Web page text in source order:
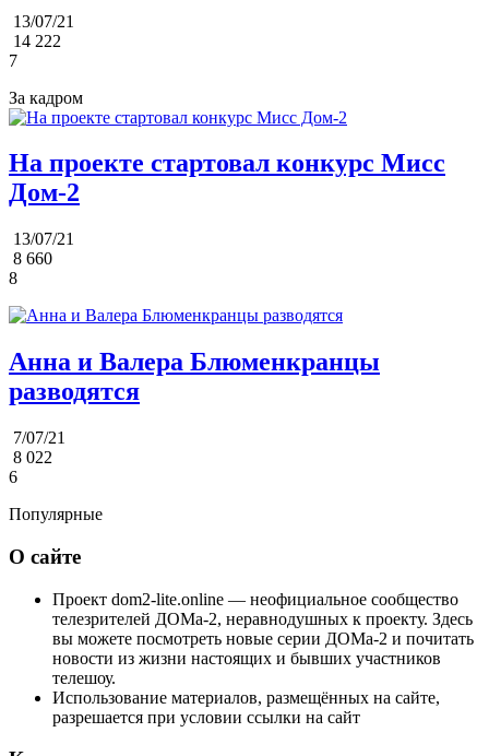
13/07/21
14 222
7
За кадром
На проекте стартовал конкурс Мисс
Дом-2
13/07/21
8 660
8
Анна и Валера Блюменкранцы
разводятся
7/07/21
8 022
6
Популярные
О сайте
Проект dom2-lite.online — неофициальное сообщество
телезрителей ДОМа-2, неравнодушных к проекту. Здесь
вы можете посмотреть новые серии ДОМа-2 и почитать
новости из жизни настоящих и бывших участников
телешоу.
Использование материалов, размещённых на сайте,
разрешается при условии ссылки на сайт